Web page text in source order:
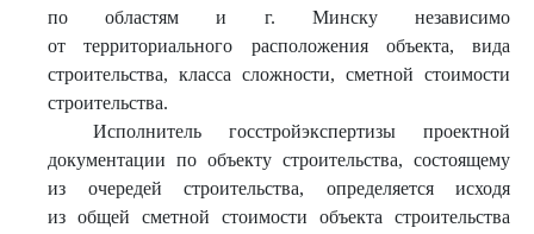
по областям и г. Минску независимо
от территориального расположения объекта, вида
строительства, класса сложности, сметной стоимости
строительства.
Исполнитель госстройэкспертизы проектной
документации по объекту строительства, состоящему
из очередей строительства, определяется исходя
из общей сметной стоимости объекта строительства